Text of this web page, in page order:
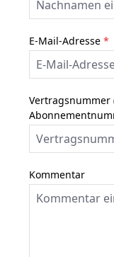
E-Mail-Adresse *
Vertragsnummer
Kommentar